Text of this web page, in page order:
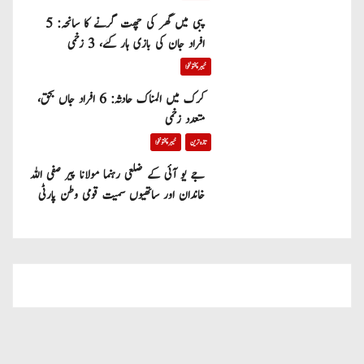
پبی میں گھر کی چھت گرنے کا سانحہ: 5
افراد جان کی بازی ہار گئے، 3 زخمی
خیبر پختونخوا
کرک میں المناک حادثہ: 6 افراد جاں بحق،
متعدد زخمی
تازہ ترین خیبر پختونخوا
جے یو آئی کے ضلعی رہنما مولانا پیر صفی اللہ
خاندان اور ساتھیوں سمیت قومی وطن پارٹی